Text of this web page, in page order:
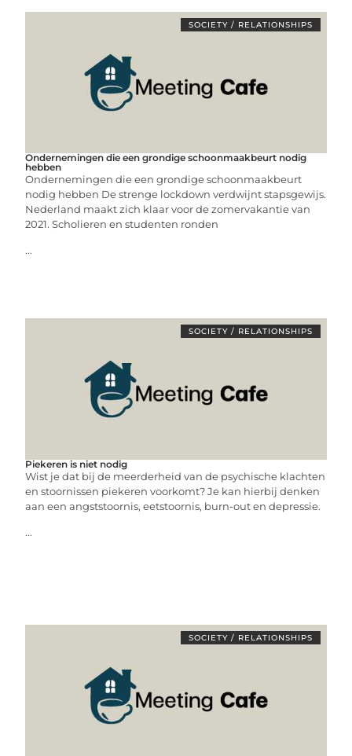
SOCIETY / RELATIONSHIPS
Ondernemingen die een grondige schoonmaakbeurt nodig
hebben
Ondernemingen die een grondige schoonmaakbeurt
nodig hebben De strenge lockdown verdwijnt stapsgewijs.
Nederland maakt zich klaar voor de zomervakantie van
2021. Scholieren en studenten ronden
...
SOCIETY / RELATIONSHIPS
Piekeren is niet nodig
Wist je dat bij de meerderheid van de psychische klachten
en stoornissen piekeren voorkomt? Je kan hierbij denken
aan een angststoornis, eetstoornis, burn-out en depressie.
...
SOCIETY / RELATIONSHIPS